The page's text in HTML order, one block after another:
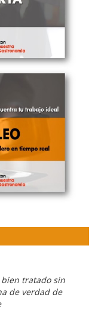
tratado sin
de verdad de